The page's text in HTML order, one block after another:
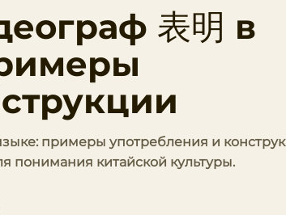
表明 в
примеры употребления и
понимания китайской культуры.